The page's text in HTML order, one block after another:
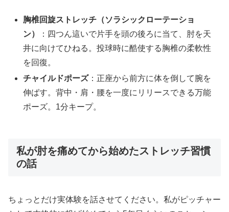
胸椎回旋ストレッチ（ソラシックローテーショ
ン）
：四つん這いで片手を頭の後ろに当て、肘を天
井に向けてひねる。投球時に酷使する胸椎の柔軟性
を回復。
チャイルドポーズ：正座から前方に体を倒して腕を
伸ばす。背中・肩・腰を一度にリリースできる万能
ポーズ。1分キープ。
私が肘を痛めてから始めたストレッチ習慣
の話
ちょっとだけ実体験を話させてください。私がピッチャー